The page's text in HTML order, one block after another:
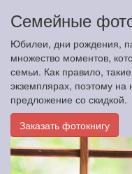
Семейные
Юбилеи, дни рождения,
множество моментов,
семьи. Как правило,
экземплярах, поэтому на
предложение со скидкой.
Заказать фотокнигу